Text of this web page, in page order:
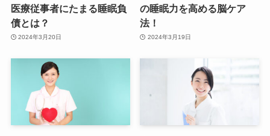
医療従事者にたまる睡眠負
債とは？
2024年3月20日
の睡眠力を高める脳ケア
法！
2024年3月19日